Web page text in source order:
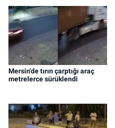
Mersin'de tırın çarptığı araç
metrelerce sürüklendi